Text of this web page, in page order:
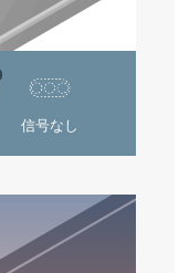
信号なし